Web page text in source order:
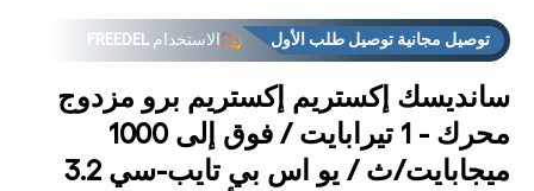
توصيل مجانية توصيل طلب الأول الاستخدام FREEDEL
سانديسك إكستريم إكستريم برو مزدوج
محرك - 1 تيرابايت / فوق إلى 1000
ميجابايت/ث / يو اس بي تايب-سي 3.2